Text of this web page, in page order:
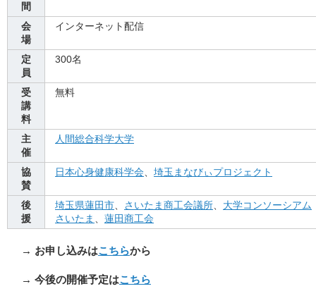
間
会
場
インターネット配信
定
員
300名
受
講
料
無料
主
催
人間総合科学大学
協
賛
日本心身健康科学会 埼玉まなびぃプロジェクト
後
援
埼玉県蓮田市 さいたま商工会議所
大学コンソーシアム
さいたま
蓮田商工会
→ お申し込みはこちらから
→ 今後の開催予定はこちら